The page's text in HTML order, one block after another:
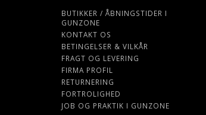
BUTIKKER / ÅBNINGSTIDER I
GUNZONE
KONTAKT OS
BETINGELSER & VILKÅR
FRAGT OG LEVERING
FIRMA PROFIL
RETURNERING
FORTROLIGHED
JOB OG PRAKTIK I GUNZONE